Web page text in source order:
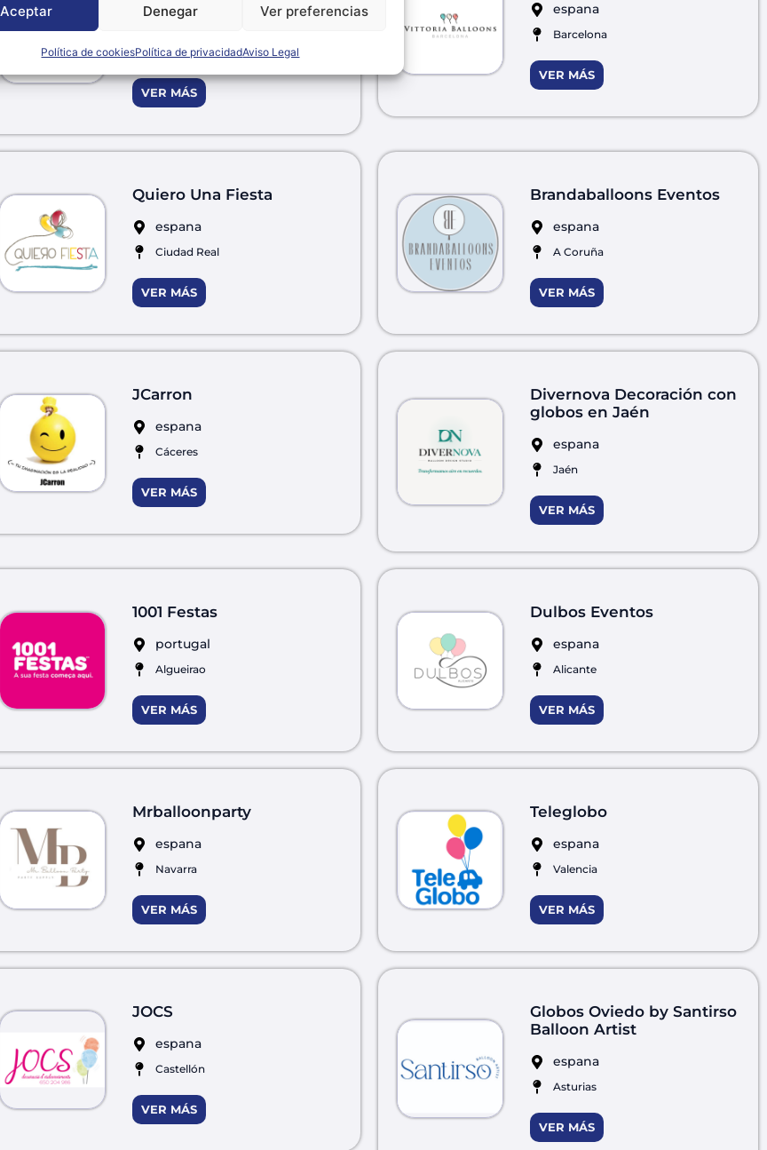
Aceptar Denegar Ver preferencias
Política de cookiesPolítica de privacidadAviso Legal
Huelva
VER MÁS
espana
Barcelona
VER MÁS
Quiero Una Fiesta
espana
Ciudad Real
VER MÁS
Brandaballoons Eventos
espana
A Coruña
VER MÁS
JCarron
espana
Cáceres
VER MÁS
Divernova Decoración con
globos en Jaén
espana
Jaén
VER MÁS
1001 Festas
portugal
Algueirao
VER MÁS
Dulbos Eventos
espana
Alicante
VER MÁS
Mrballoonparty
espana
Navarra
VER MÁS
Teleglobo
espana
Valencia
VER MÁS
JOCS
espana
Castellón
VER MÁS
Globos Oviedo by Santirso
Balloon Artist
espana
Asturias
VER MÁS